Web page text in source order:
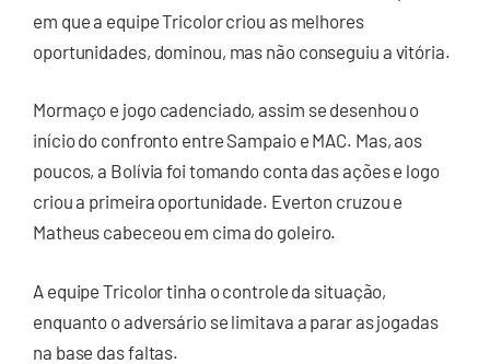
em que a equipe Tricolor criou as melhores
oportunidades, dominou, mas não conseguiu a vitória.
Mormaço e jogo cadenciado, assim se desenhou o
início do confronto entre Sampaio e MAC. Mas, aos
poucos, a Bolívia foi tomando conta das ações e logo
criou a primeira oportunidade. Everton cruzou e
Matheus cabeceou em cima do goleiro.
A equipe Tricolor tinha o controle da situação,
enquanto o adversário se limitava a parar as jogadas
na base das faltas.